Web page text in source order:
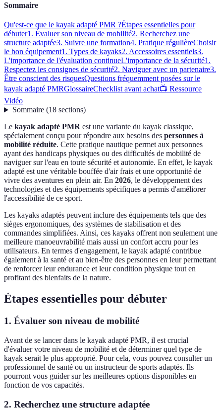
Sommaire
Qu'est-ce que le kayak adapté PMR ?Étapes essentielles pour
débuter1. Évaluer son niveau de mobilité2. Recherchez une
structure adaptée3. Suivre une formation4. Pratique régulièreChoisir
le bon équipement1. Types de kayaks2. Accessoires essentiels3.
L'importance de l'évaluation continueL'importance de la sécurité1.
Respectez les consignes de sécurité2. Naviguer avec un partenaire3.
Être conscient des risquesQuestions fréquemment posées sur le
kayak adapté PMRGlossaireChecklist avant achat📺 Ressource
Vidéo
Sommaire(18 sections)
Le kayak adapté PMR est une variante du kayak classique,
spécialement conçu pour répondre aux besoins des personnes à
mobilité réduite. Cette pratique nautique permet aux personnes
ayant des handicaps physiques ou des difficultés de mobilité de
naviguer sur l'eau en toute sécurité et autonomie. En effet, le kayak
adapté est une véritable bouffée d'air frais et une opportunité de
vivre des aventures en plein air. En 2026, le développement des
technologies et des équipements spécifiques a permis d'améliorer
l'accessibilité de ce sport.
Les kayaks adaptés peuvent inclure des équipements tels que des
sièges ergonomiques, des systèmes de stabilisation et des
commandes simplifiées. Ainsi, ces kayaks offrent non seulement une
meilleure manoeuvrabilité mais aussi un confort accru pour les
utilisateurs. En termes d'engagement, le kayak adapté contribue
également à la santé et au bien-être des personnes en leur permettant
de renforcer leur endurance et leur condition physique tout en
profitant des bienfaits de la nature.
Étapes essentielles pour débuter
1. Évaluer son niveau de mobilité
Avant de se lancer dans le kayak adapté PMR, il est crucial
d'évaluer votre niveau de mobilité et de déterminer quel type de
kayak serait le plus approprié. Pour cela, vous pouvez consulter un
professionnel de santé ou un instructeur de sports adaptés. Ils
pourront vous guider sur les meilleures options disponibles en
fonction de vos capacités.
2. Recherchez une structure adaptée